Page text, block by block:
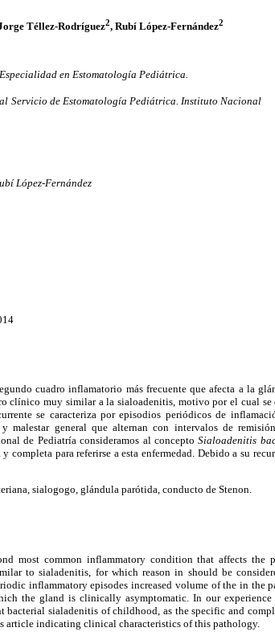
Téllez-Rodríguez2, Rubí López-Fernández2
en Estomatología Pediátrica.
Servicio de Estomatología Pediátrica. Instituto Nacional
López-Fernández
cuadro inflamatorio más frecuente que afecta a la
clínico muy similar a la sialoadenitis, motivo por el cual se
se caracteriza por episodios periódicos de
y malestar general que alternan con intervalos de
de Pediatría consideramos al conceptoSialoadenitis
completa para referirse a esta enfermedad. Debido a su
sialogogo, glándula parótida, conducto de Stenon.
most common inflammatory condition that affects the
to sialadenitis, for which reason in should be
inflammatory episodes increased volume of the in the
the gland is clinically asymptomatic. In our
bacterial sialadenitis of childhood, as the specific and
article indicating clinical characteristics of this pathology.